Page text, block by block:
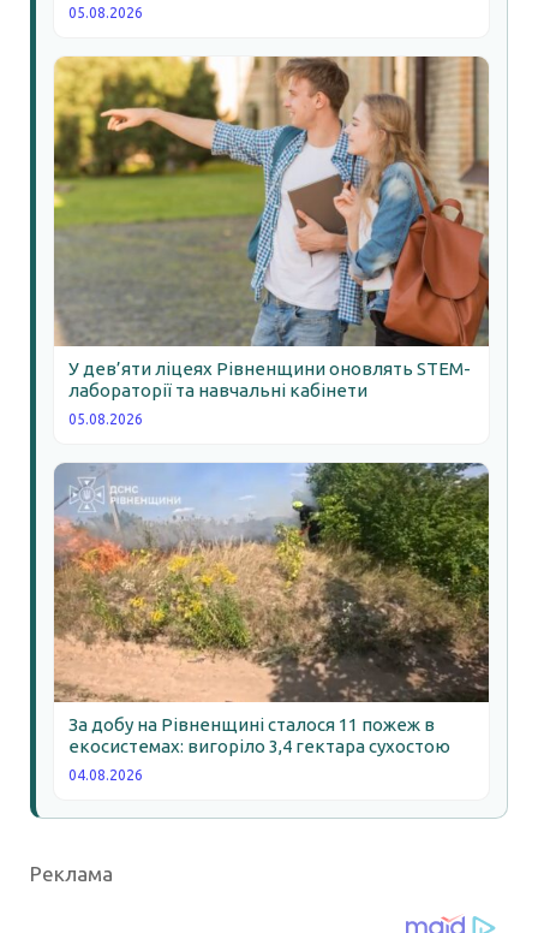
05.08.2026
У дев’яти ліцеях Рівненщини оновлять STEM-
лабораторії та навчальні кабінети
05.08.2026
За добу на Рівненщині сталося 11 пожеж в
екосистемах: вигоріло 3,4 гектара сухостою
04.08.2026
Реклама